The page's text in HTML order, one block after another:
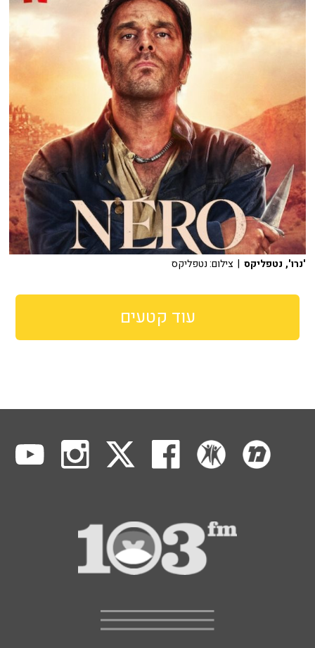
'נרו', נטפליקס | צילום: נטפליקס
עוד קטעים